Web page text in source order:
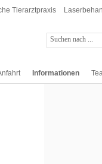
Tierarztpraxis
Informationen